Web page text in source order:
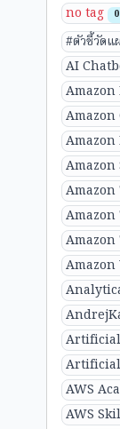
no tag 0
#ตัวชี้วัด
AI
Amazon
Amazon
AWS
AWS